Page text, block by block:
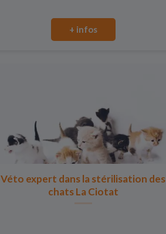
+ infos
Véto expert dans la stérilisation des
chats La Ciotat